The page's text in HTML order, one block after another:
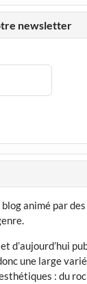
newsletter
animé par
d’aujourd’hui
une large
: du